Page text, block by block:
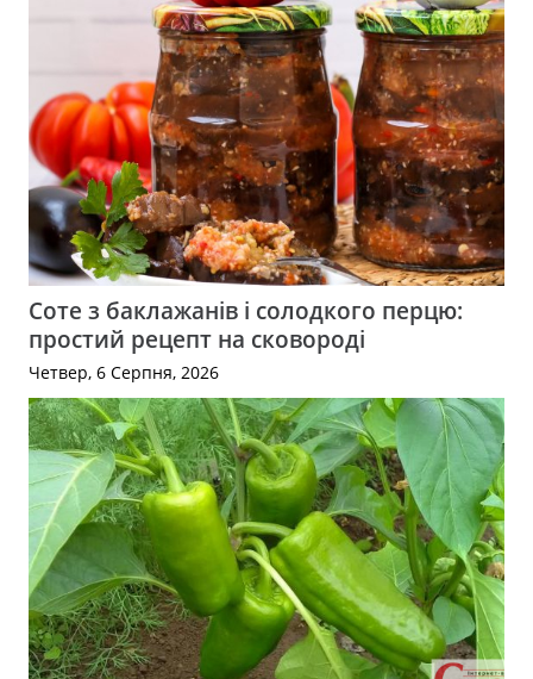
Соте з баклажанів і солодкого перцю:
простий рецепт на сковороді
Четвер, 6 Серпня, 2026